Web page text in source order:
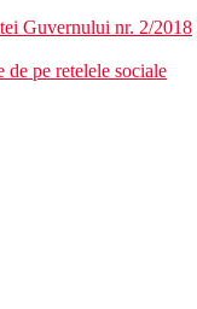
Guvernului nr. 2/2018
de pe retelele sociale